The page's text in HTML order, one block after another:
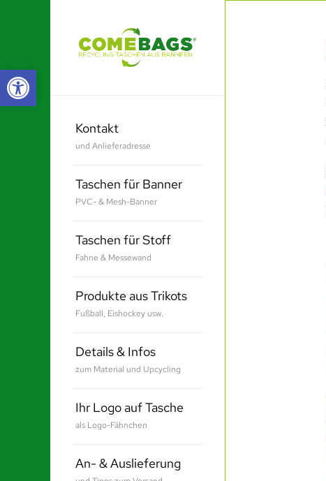
Werkzeugleiste öffnen
Kontakt
und Anlieferadresse
Taschen für Banner
PVC- & Mesh-Banner
Taschen für Stoff
Fahne & Messewand
Produkte aus Trikots
Fußball, Eishockey usw.
Details & Infos
zum Material und Upcycling
Ihr Logo auf Tasche
als Logo-Fähnchen
An- & Auslieferung